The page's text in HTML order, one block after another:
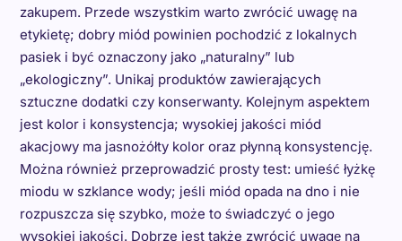
zakupem. Przede wszystkim warto zwrócić uwagę na
etykietę; dobry miód powinien pochodzić z lokalnych
pasiek i być oznaczony jako „naturalny” lub
„ekologiczny”. Unikaj produktów zawierających
sztuczne dodatki czy konserwanty. Kolejnym aspektem
jest kolor i konsystencja; wysokiej jakości miód
akacjowy ma jasnożółty kolor oraz płynną konsystencję.
Można również przeprowadzić prosty test: umieść łyżkę
miodu w szklance wody; jeśli miód opada na dno i nie
rozpuszcza się szybko, może to świadczyć o jego
wysokiej jakości. Dobrze jest także zwrócić uwagę na